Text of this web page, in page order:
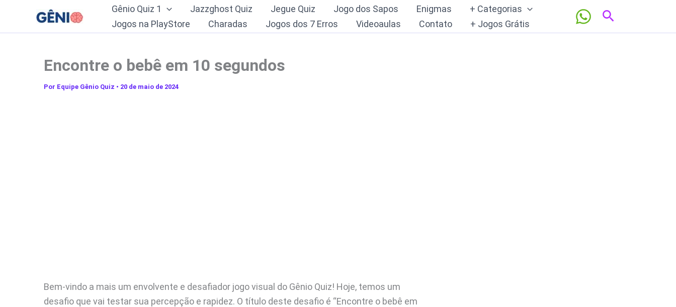
o
Gênio Quiz 1 Jazzghost Quiz Jegue Quiz Jogo dos Sapos Enigmas
+ Categorias
Jogos na PlayStore
Charadas Jogos dos 7 Erros Videoaulas Contato + Jogos Grátis
Pesquisar
Encontre o bebê em 10 segundos
Por Equipe Gênio Quiz • 20 de maio de 2024
Bem-vindo a mais um envolvente e desafiador jogo visual do Gênio Quiz! Hoje, temos um
desafio que vai testar sua percepção e rapidez. O título deste desafio é “Encontre o bebê em